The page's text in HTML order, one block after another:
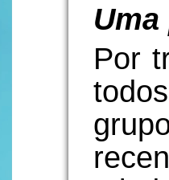
Por